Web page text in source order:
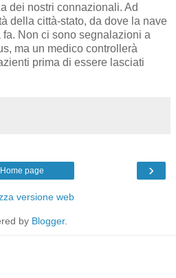
dei nostri connazionali. Ad
della città-stato, da dove la nave
Non ci sono segnalazioni a
ma un medico controllerà
prima di essere lasciati
›
Home page
versione web
by Blogger.